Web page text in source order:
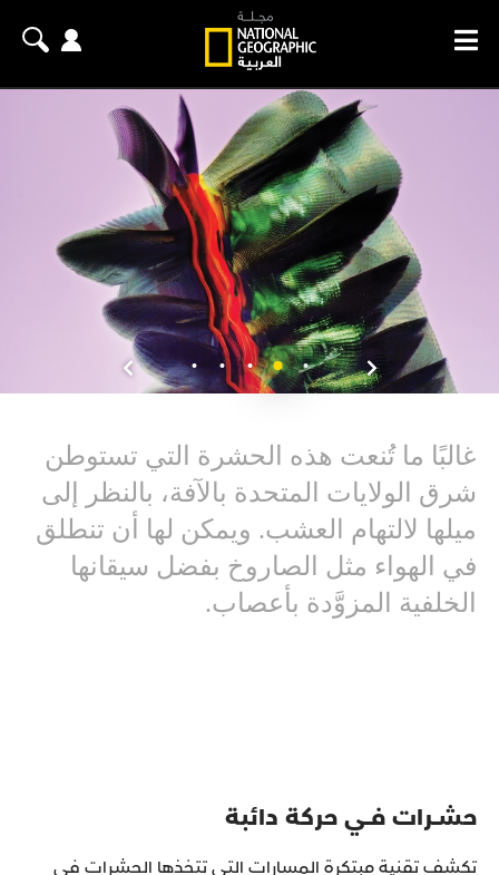
غالبًا ما تُنعت هذه الحشرة التي تستوطن
شرق الولايات المتحدة بالآفة، بالنظر إلى
ميلها لالتهام العشب. ويمكن لها أن تنطلق
في الهواء مثل الصاروخ بفضل سيقانها
الخلفية المزوَّدة بأعصاب.
حشــرات فــي حركة دائبة
تكشف تقنية مبتكرة المسارات التي تتخذها الحشرات في